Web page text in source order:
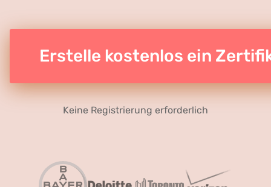
Erstelle kostenlos ein
Keine Registrierung erforderlich